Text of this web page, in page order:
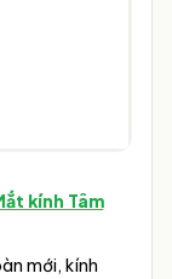
kính Tâm
mới, kính